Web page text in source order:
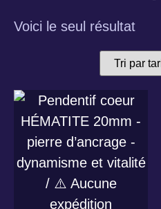
Voici le seul résultat